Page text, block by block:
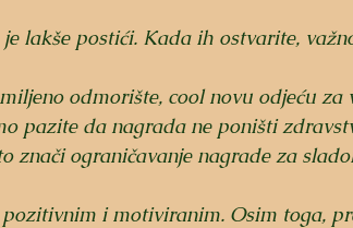
lakše postići. Kada ih ostvarite,
odmorište, cool novu odjeću za
pazite da nagrada ne poništi
znači ograničavanje nagrade za
pozitivnim i motiviranim. Osim toga,